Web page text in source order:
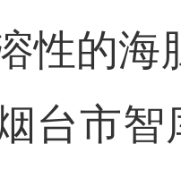
性的海
台市